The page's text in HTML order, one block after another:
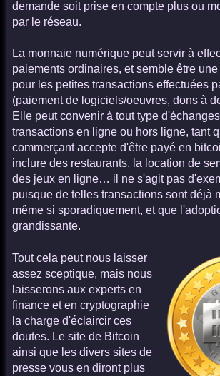
demande soit prise en compte plus ou
par le réseau.
La monnaie numérique peut servir à
paiements ordinaires, et semble être
pour les petites transactions effectuées
(paiement de logiciels/oeuvres, dons à
Elle peut convenir à tout type
transactions en ligne ou hors ligne, tant
commerçant accepte d'être payé en
inclure des restaurants, la location de
des jeux en ligne… il ne s'agit pas
puisque de telles transactions sont déjà
même si sporadiquement, et que
grandissante.
Tout cela peut nous laisser
assez sceptique, mais nous
laisserons aux experts en
finance et en cryptographie
la charge d'éclaircir ces
doutes. Le site de Bitcoin
ainsi que les divers sites de
presse vous en diront plus